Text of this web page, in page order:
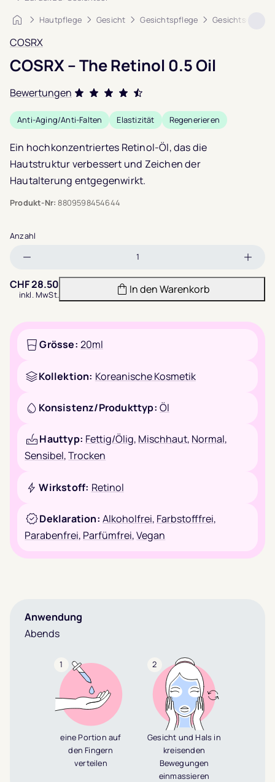
Startseite
Hautpflege Gesicht Gesichtspflege Gesichtsöl
COSRX
COSRX – The Retinol 0.5 Oil
Bewertungen
Bewertet mit
4.5von 5,
basierend auf
Kundenbewertungen
Anti-Aging/Anti-Falten Elastizität Regenerieren
Ein hochkonzentriertes Retinol-Öl, das die
Hautstruktur verbessert und Zeichen der
Hautalterung entgegenwirkt.
Produkt-Nr: 8809598454644
Anzahl
verringern
CHF28.50
inkl. MwSt. In den Warenkorb
Grösse: 20ml
Kollektion: Koreanische Kosmetik
Konsistenz/Produkttyp: Öl
Hauttyp: Fettig/Ölig, Mischhaut, Normal,
Sensibel,Trocken
Wirkstoff: Retinol
Deklaration: Alkoholfrei, Farbstofffrei,
Parabenfrei, Parfümfrei,Vegan
Anwendung
Abends
1
eine Portion auf
den Fingern
verteilen
2
Gesicht und Hals in
kreisenden
Bewegungen
einmassieren